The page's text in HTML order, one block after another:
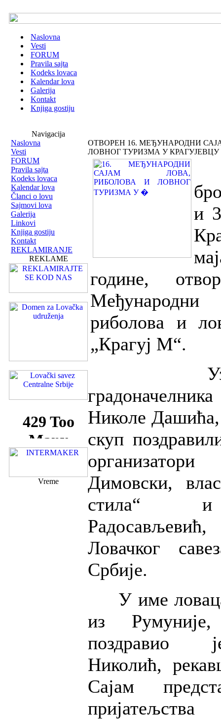
Naslovna
Vesti
FORUM
Pravila sajta
Kodeks lovaca
Kalendar lova
Galerija
Kontakt
Knjiga gostiju
Navigacija
Naslovna
Vesti
FORUM
Pravila sajta
Kodeks lovaca
Kalendar lova
Članci o lovu
Sajmovi lova
Galerija
Linkovi
Knjiga gostiju
Kontakt
REKLAMIRANJE
REKLAME
Vreme
ОТВОРЕН 16. МЕЂУНАРОДНИ
ЛОВНОГ ТУРИЗМА У КРАГУЈЕВЦУ
и
године,
Међународни
риболова и
„Крагуј М“.
Уз
Николе Дашића,
скуп
Димовски,
стила“
Ловачког
Србије.
У име
из
поздравио
Николић,
Сајам